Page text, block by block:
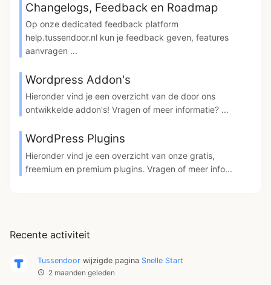
Recente activiteit
Tussendoor wijzigde pagina Snelle Start
2 maanden geleden
Changelogs, Feedback en Roadmap
Op onze dedicated feedback platform
help.tussendoor.nl kun je feedback geven, features
aanvragen ...
Wordpress Addon's
Hieronder vind je een overzicht van de door ons
ontwikkelde addon's! Vragen of meer informatie? ...
WordPress Plugins
Hieronder vind je een overzicht van onze gratis,
freemium en premium plugins. Vragen of meer info...